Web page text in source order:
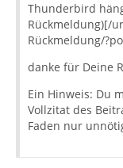
Thunderbird
Rückmeldung)[/
Rückmeldung/
danke für Deine
Ein Hinweis: Du
Vollzitat des
Faden nur